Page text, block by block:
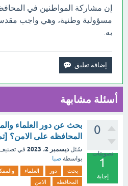
إن مشاركة المواطنين في
مسؤولية وطنية، وهي واجب
به.
أسئلة مشابهة
0
تصويتات
1
إجابة
بحث عن دور العلماء
المحافظه على الامن؟
سُئل ديسمبر 2، 2023 في
بواسطة صبا
بحث دور العلماء
المحافظه
الامن